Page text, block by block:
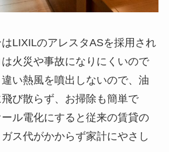
LIXILのアレスタASを採用され
火災や事故になりにくいので
い熱風を噴出しないので、油
び散らず、お掃除も簡単で
ル電化にすると従来の賃貸の
ス代がかからず家計にやさし